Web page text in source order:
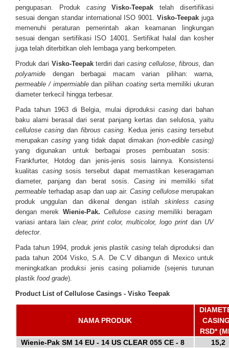
pengupasan. Produk casing Visko-Teepak telah disertifikasi
sesuai dengan standar international ISO 9001.Visko-Teepak juga
memenuhi peraturan pemerintah akan keamanan lingkungan
sesuai dengan sertifikasi ISO 14001. Sertifikat halal dan kosher
juga telah diterbitkan oleh lembaga yang berkompeten.
Produk dari Visko-Teepakterdiri daricasing cellulose, fibrous, dan
polyamide dengan berbagai macam varian pilihan: warna,
permeable / impermiabledan pilihan coatingserta memiliki ukuran
diameter terkecil hingga terbesar.
Pada tahun 1963 di Belgia, mulai diproduksi casingdari bahan
baku alami berasal dari serat panjang kertas dan selulosa, yaitu
cellulose casing dan fibrous casing. Kedua jenis casing tersebut
merupakancasing yang tidak dapat dimakan (non-edible casing)
yang digunakan untuk berbagai proses pembuatan sosis:
Frankfurter, Hotdog dan jenis-jenis sosis lainnya. Konsistensi
kualitas casingsosis tersebut dapat memastikan keseragaman
diameter, panjang dan berat sosis.Casing ini memiliki sifat
permeable terhadap asap dan uap air. Casing cellulose merupakan
produk unggulan dan dikenal dengan istilah skinless casing
dengan merek Wienie-Pak. Cellulose casingmemiliki beragam
variasi antara lain clear, print color, multicolor, logo print dan UV
detector.
Pada tahun 1994, produk jenis plastikcasing telah diproduksi dan
pada tahun 2004 Visko, S.A. De C.V dibangun di Mexico untuk
meningkatkan produksi jenis casingpoliamide (sejenis turunan
plastik food grade).
Product List of Cellulose Casings - Visko Teepak
NAMA PRODUK
RSD*
Wienie-Pak SM 14 EU - 14 US CLEAR 055 CE - 8
15,2